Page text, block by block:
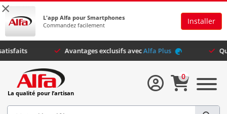
×
L'app Alfa pour Smartphones
Commandez facilement
Installer
clients satisfaits Avantages exclusifs avec Alfa Plus
La qualité pour l’artisan
0